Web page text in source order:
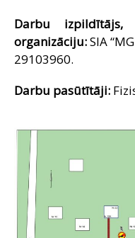
Darbu izpildītājs,
organizāciju:SIA
29103960.
Darbu pasūtītāji: